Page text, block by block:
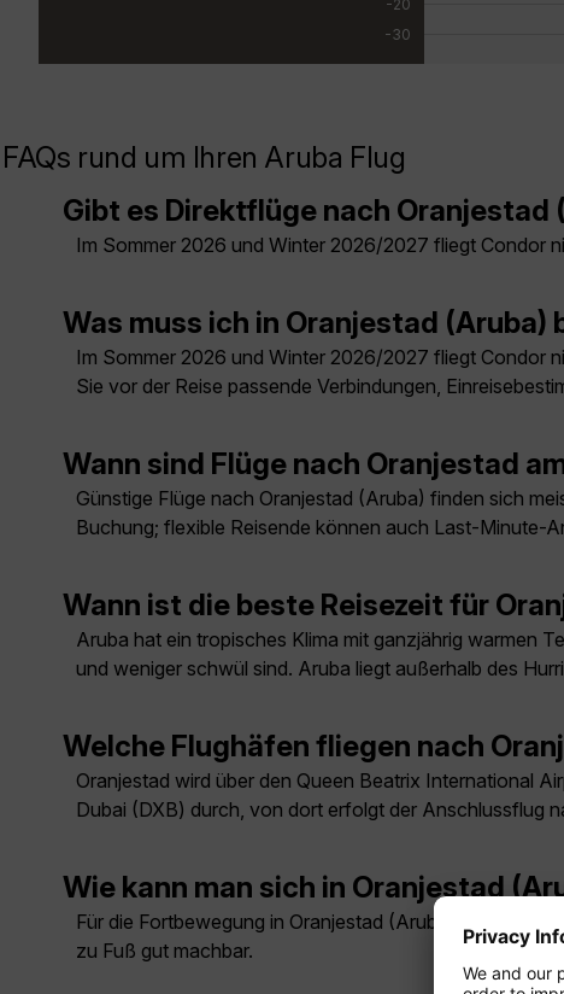
-20
-30
FAQs rund um Ihren Aruba Flug
Gibt es Direktflüge nach Oranjestad
Im Sommer 2026 und Winter 2026/2027 fliegt Condor
Was muss ich in Oranjestad (Aruba)
Im Sommer 2026 und Winter 2026/2027 fliegt Condor
Sie vor der Reise passende Verbindungen,
Wann sind Flüge nach Oranjestad
Günstige Flüge nach Oranjestad (Aruba) finden sich
Buchung; flexible Reisende können auch Last-Minute-
Wann ist die beste Reisezeit für
Aruba hat ein tropisches Klima mit ganzjährig warmen
und weniger schwül sind. Aruba liegt außerhalb des
Welche Flughäfen fliegen nach
Oranjestad wird über den Queen Beatrix International
Dubai (DXB) durch, von dort erfolgt der Anschlussflug
Wie kann man sich in Oranjestad
Für die Fortbewegung in Oranjestad (Aruba) eignen
zu Fuß gut machbar.